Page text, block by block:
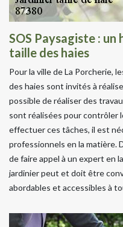
SOS Paysagiste :
taille des haies
Pour la ville de La Porcherie,
des haies sont invités à
possible de réaliser des
sont réalisées pour contrôler
effectuer ces tâches, il est
professionnels en la matière.
de faire appel à un expert en
jardinier peut et doit être
abordables et accessibles à